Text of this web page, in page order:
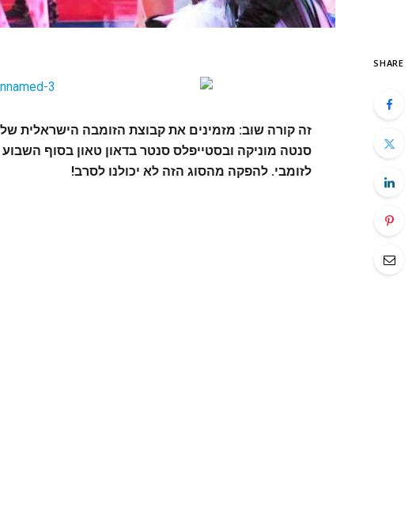
SHARE
זה קורה שוב: מזמינים את קבוצת הזומבה הישראלית
סנטה מוניקה ובסטייפלס סנטר בדאון טאון בסוף
לזומבי. להפקה מהסוג הזה לא יכולנו לסרב!